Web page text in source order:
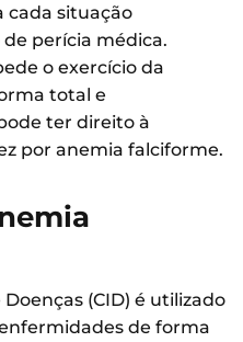
cada situação
perícia médica.
o exercício da
total e
ter direito à
por anemia falciforme.
(CID) é utilizado
de forma